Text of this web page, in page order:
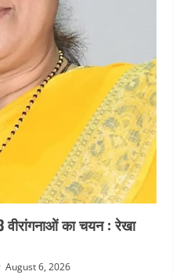
वीरांगनाओं का चयन : रेखा
August 6, 2026